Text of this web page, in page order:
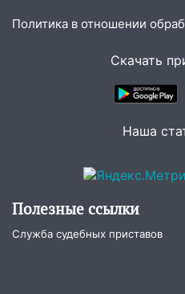
В Ульяновск
баскетбола!
Ульяновский
оставил в силе
Ульяновска успешно
Чемпионате России
16:02 В Ульяновской
более 28% площадей
зернобобовых культур
Политика в отношении
Скачать
Наша
Полезные ссылки
Служба судебных приставов